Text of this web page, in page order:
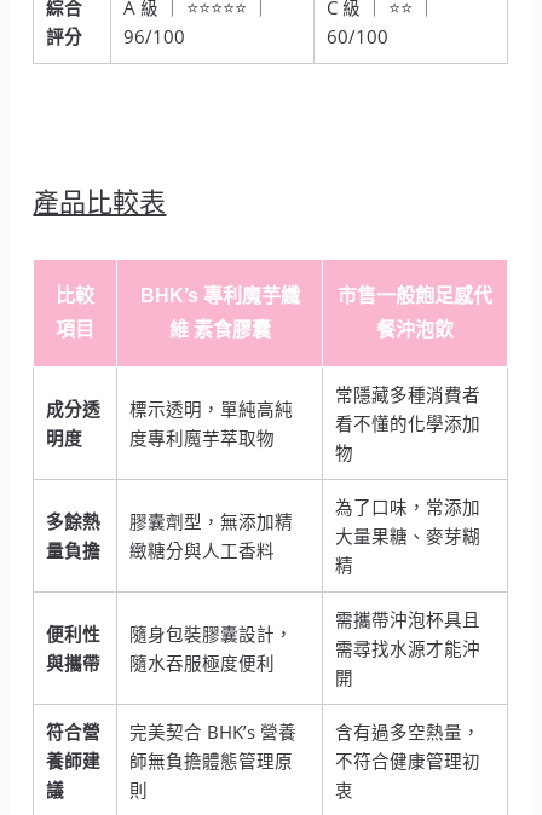
綜合
評分
A 級 ｜ ⭐⭐⭐⭐⭐ ｜
96/100
C 級 ｜ ⭐⭐ ｜
60/100
產品比較表
比較
項目
BHK’s 專利魔芋纖
維 素食膠囊
市售一般飽足感代
餐沖泡飲
成分透
明度
標示透明，單純高純
度專利魔芋萃取物
常隱藏多種消費者
看不懂的化學添加
物
多餘熱
量負擔
膠囊劑型，無添加精
緻糖分與人工香料
為了口味，常添加
大量果糖、麥芽糊
精
便利性
與攜帶
隨身包裝膠囊設計，
隨水吞服極度便利
需攜帶沖泡杯具且
需尋找水源才能沖
開
符合營
養師建
議
完美契合 BHK’s 營養
師無負擔體態管理原
則
含有過多空熱量，
不符合健康管理初
衷